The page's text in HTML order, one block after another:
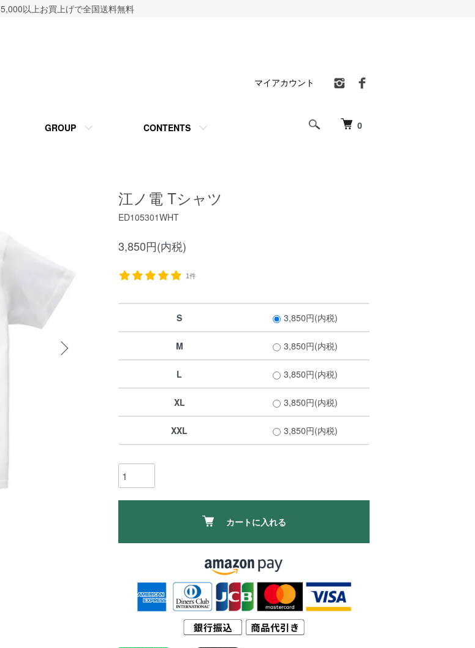
5,000以上お買上げで全国送料無料
0
GROUP CONTENTS
マイアカウント
江ノ電 Tシャツ
ED105301WHT
3,850円(内税)
1件
S 3,850円(内税)
M 3,850円(内税)
L 3,850円(内税)
XL 3,850円(内税)
XXL 3,850円(内税)
カートに入れる